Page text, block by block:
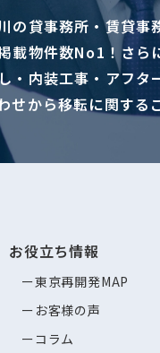
の貸事務所・賃貸事
載物件数No1！さら
・内装工事・アフ
せから移転に関する
お役立ち情報
東京再開発MAP
お客様の声
コラム